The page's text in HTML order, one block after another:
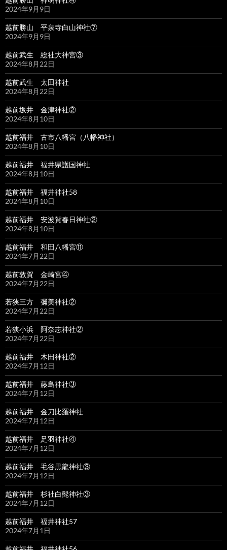
2024年9月9日
越前勝山 平泉寺白山神社⑦
2024年9月9日
越前武生 総社大神宮③
2024年8月22日
越前武生 太田神社
2024年8月22日
越前坂井 金津神社②
2024年8月10日
越前福井 古市八幡宮（八幡神社）
2024年8月10日
越前福井 福井県護国神社
2024年8月10日
越前福井 福井神社58
2024年8月10日
越前福井 安波賀春日神社②
2024年8月10日
越前福井 和田八幡宮⑪
2024年7月22日
越前敦賀 金崎宮④
2024年7月22日
若狭三方 彌美神社②
2024年7月22日
若狭小浜 阿奈志神社②
2024年7月22日
越前福井 木田神社②
2024年7月12日
越前福井 藤島神社③
2024年7月12日
越前福井 金刀比羅神社
2024年7月12日
越前福井 足羽神社④
2024年7月12日
越前福井 毛谷黒龍神社③
2024年7月12日
越前福井 杉社白髭神社③
2024年7月12日
越前福井 福井神社57
2024年7月1日